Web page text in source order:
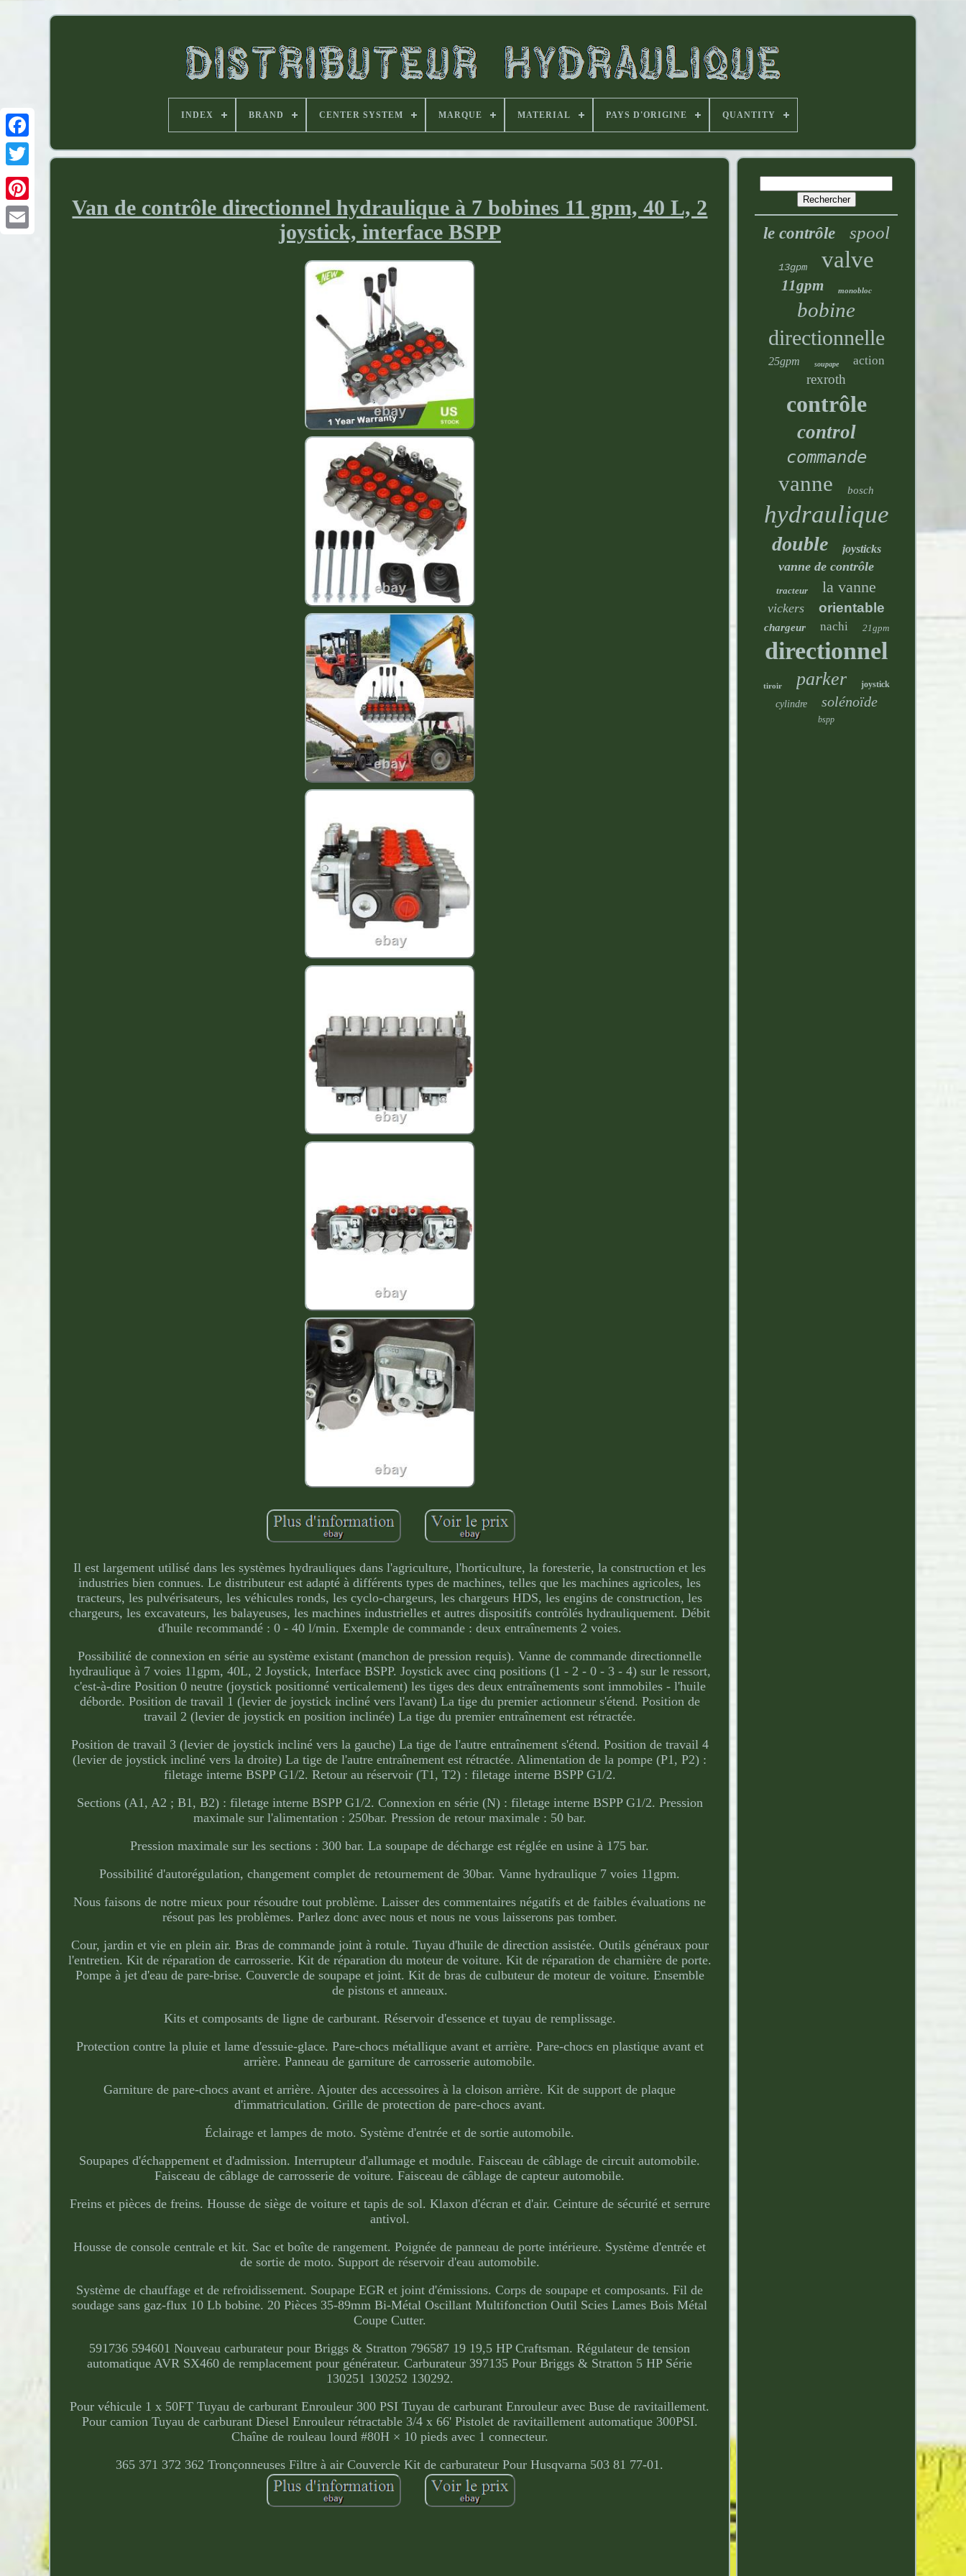
INDEX BRAND CENTER SYSTEM MARQUE MATERIAL PAYS D'ORIGINE QUANTITY
Van de contrôle directionnel hydraulique à 7 bobines 11 gpm, 40 L, 2
joystick, interface BSPP
Il est largement utilisé dans les systèmes hydrauliques dans l'agriculture, l'horticulture, la foresterie, la construction et les
industries bien connues. Le distributeur est adapté à différents types de machines, telles que les machines agricoles, les
tracteurs, les pulvérisateurs, les véhicules ronds, les cyclo-chargeurs, les chargeurs HDS, les engins de construction, les
chargeurs, les excavateurs, les balayeuses, les machines industrielles et autres dispositifs contrôlés hydrauliquement. Débit
d'huile recommandé : 0 - 40 l/min. Exemple de commande : deux entraînements 2 voies.
Possibilité de connexion en série au système existant (manchon de pression requis). Vanne de commande directionnelle
hydraulique à 7 voies 11gpm, 40L, 2 Joystick, Interface BSPP. Joystick avec cinq positions (1 - 2 - 0 - 3 - 4) sur le ressort,
c'est-à-dire Position 0 neutre (joystick positionné verticalement) les tiges des deux entraînements sont immobiles - l'huile
déborde. Position de travail 1 (levier de joystick incliné vers l'avant) La tige du premier actionneur s'étend. Position de
travail 2 (levier de joystick en position inclinée) La tige du premier entraînement est rétractée.
Position de travail 3 (levier de joystick incliné vers la gauche) La tige de l'autre entraînement s'étend. Position de travail 4
(levier de joystick incliné vers la droite) La tige de l'autre entraînement est rétractée. Alimentation de la pompe (P1, P2) :
filetage interne BSPP G1/2. Retour au réservoir (T1, T2) : filetage interne BSPP G1/2.
Sections (A1, A2 ; B1, B2) : filetage interne BSPP G1/2. Connexion en série (N) : filetage interne BSPP G1/2. Pression
maximale sur l'alimentation : 250bar. Pression de retour maximale : 50 bar.
Pression maximale sur les sections : 300 bar. La soupape de décharge est réglée en usine à 175 bar.
Possibilité d'autorégulation, changement complet de retournement de 30bar. Vanne hydraulique 7 voies 11gpm.
Nous faisons de notre mieux pour résoudre tout problème. Laisser des commentaires négatifs et de faibles évaluations ne
résout pas les problèmes. Parlez donc avec nous et nous ne vous laisserons pas tomber.
Cour, jardin et vie en plein air. Bras de commande joint à rotule. Tuyau d'huile de direction assistée. Outils généraux pour
l'entretien. Kit de réparation de carrosserie. Kit de réparation du moteur de voiture. Kit de réparation de charnière de porte.
Pompe à jet d'eau de pare-brise. Couvercle de soupape et joint. Kit de bras de culbuteur de moteur de voiture. Ensemble
de pistons et anneaux.
Kits et composants de ligne de carburant. Réservoir d'essence et tuyau de remplissage.
Protection contre la pluie et lame d'essuie-glace. Pare-chocs métallique avant et arrière. Pare-chocs en plastique avant et
arrière. Panneau de garniture de carrosserie automobile.
Garniture de pare-chocs avant et arrière. Ajouter des accessoires à la cloison arrière. Kit de support de plaque
d'immatriculation. Grille de protection de pare-chocs avant.
Éclairage et lampes de moto. Système d'entrée et de sortie automobile.
Soupapes d'échappement et d'admission. Interrupteur d'allumage et module. Faisceau de câblage de circuit automobile.
Faisceau de câblage de carrosserie de voiture. Faisceau de câblage de capteur automobile.
Freins et pièces de freins. Housse de siège de voiture et tapis de sol. Klaxon d'écran et d'air. Ceinture de sécurité et serrure
antivol.
Housse de console centrale et kit. Sac et boîte de rangement. Poignée de panneau de porte intérieure. Système d'entrée et
de sortie de moto. Support de réservoir d'eau automobile.
Système de chauffage et de refroidissement. Soupape EGR et joint d'émissions. Corps de soupape et composants. Fil de
soudage sans gaz-flux 10 Lb bobine. 20 Pièces 35-89mm Bi-Métal Oscillant Multifonction Outil Scies Lames Bois Métal
Coupe Cutter.
591736 594601 Nouveau carburateur pour Briggs & Stratton 796587 19 19,5 HP Craftsman. Régulateur de tension
automatique AVR SX460 de remplacement pour générateur. Carburateur 397135 Pour Briggs & Stratton 5 HP Série
130251 130252 130292.
Pour véhicule 1 x 50FT Tuyau de carburant Enrouleur 300 PSI Tuyau de carburant Enrouleur avec Buse de ravitaillement.
Pour camion Tuyau de carburant Diesel Enrouleur rétractable 3/4 x 66' Pistolet de ravitaillement automatique 300PSI.
Chaîne de rouleau lourd #80H × 10 pieds avec 1 connecteur.
365 371 372 362 Tronçonneuses Filtre à air Couvercle Kit de carburateur Pour Husqvarna 503 81 77-01.
le contrôle spool
13gpm valve
11gpm monobloc
bobine
directionnelle
25gpm soupape action
rexroth
contrôle
control
commande
vanne bosch
hydraulique
double joysticks
vanne de contrôle
tracteur la vanne
vickers orientable
chargeur nachi 21gpm
directionnel
tiroir parker joystick
cylindre solénoïde
bspp